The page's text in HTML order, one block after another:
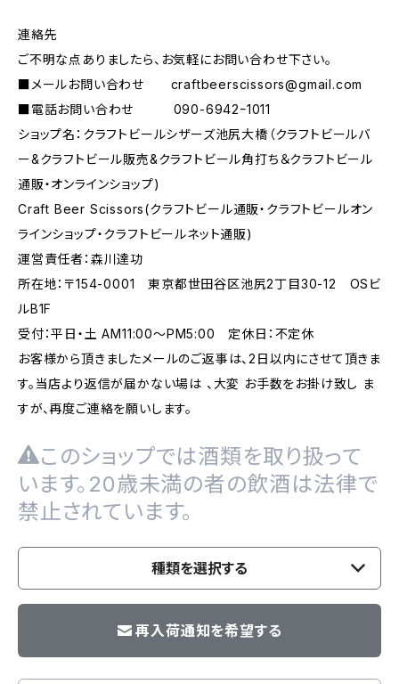
連絡先
ご不明な点ありましたら、お気軽にお問い合わせ下さい。
■メールお問い合わせ craftbeerscissors@gmail.com
■電話お問い合わせ 090-6942ｰ1011
ショップ名：クラフトビールシザーズ池尻大橋（クラフトビールバ
ー&クラフトビール販売&クラフトビール角打ち＆クラフトビール
通販・オンラインショップ)
Craft Beer Scissors(クラフトビール通販・クラフトビールオン
ラインショップ・クラフトビールネット通販)
運営責任者：森川達功
所在地：〒154-0001 東京都世田谷区池尻2丁目30-12 OSビ
ルB1F
受付：平日・土 AM11:00～PM5:00 定休日：不定休
お客様から頂きましたメールのご返事は、2日以内にさせて頂きま
す。当店より返信が届かない場は 、大変 お手数をお掛け致し ま
すが、再度ご連絡を願いします。
このショップでは酒類を取り扱って
います。20歳未満の者の飲酒は法律で
禁止されています。
種類を選択する
再入荷通知を希望する